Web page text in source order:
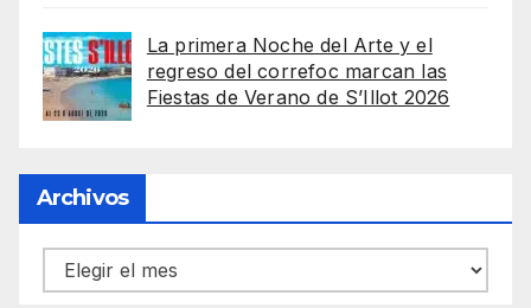
La primera Noche del Arte y el
regreso del correfoc marcan las
Fiestas de Verano de S’Illot 2026
Archivos
Archivos